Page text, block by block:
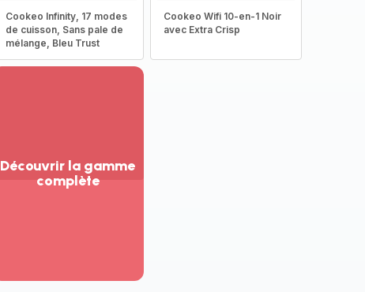
Cookeo Infinity, 17 modes
de cuisson, Sans pale de
mélange, Bleu Trust
Cookeo Wifi 10-en-1 Noir
avec Extra Crisp
Découvrir la gamme
complète